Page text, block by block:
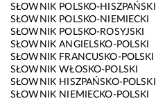
SŁOWNIK POLSKO-HISZPAŃSKI
SŁOWNIK POLSKO-NIEMIECKI
SŁOWNIK POLSKO-ROSYJSKI
SŁOWNIK ANGIELSKO-POLSKI
SŁOWNIK FRANCUSKO-POLSKI
SŁOWNIK WŁOSKO-POLSKI
SŁOWNIK HISZPAŃSKO-POLSKI
SŁOWNIK NIEMIECKO-POLSKI